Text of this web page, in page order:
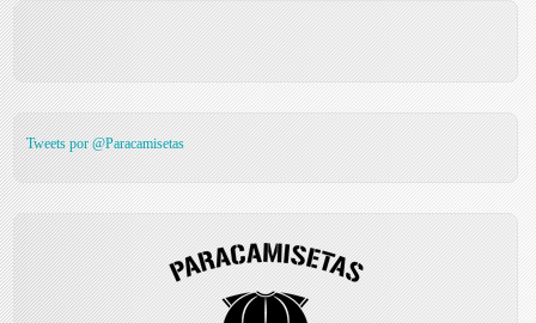
Tweets por @Paracamisetas